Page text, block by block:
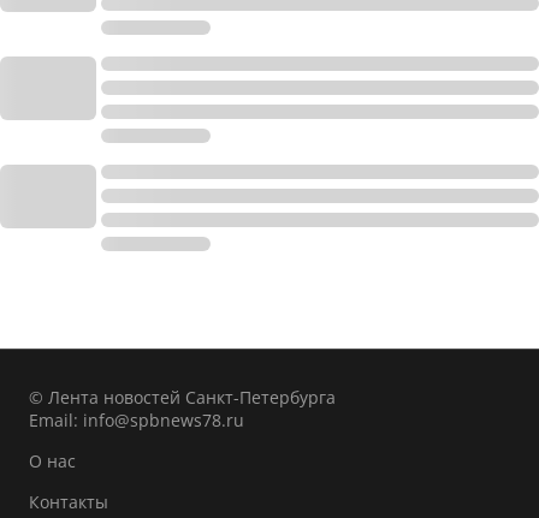
© Лента новостей Санкт-Петербурга
Email: info@spbnews78.ru
О нас
Контакты